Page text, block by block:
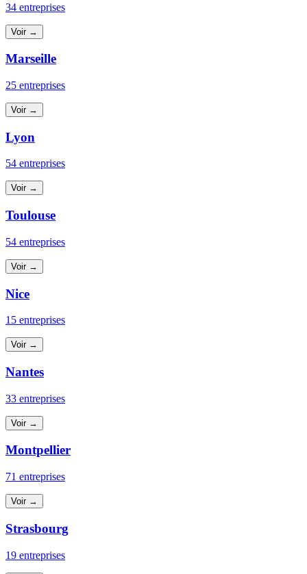
34 entreprises
Voir →
Marseille
25 entreprises
Voir →
Lyon
54 entreprises
Voir →
Toulouse
54 entreprises
Voir →
Nice
15 entreprises
Voir →
Nantes
33 entreprises
Voir →
Montpellier
71 entreprises
Voir →
Strasbourg
19 entreprises